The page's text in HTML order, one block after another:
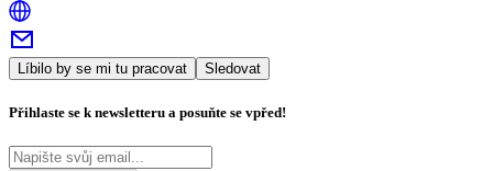
Líbilo by se mi tu pracovat Sledovat
Přihlaste se k newsletteru a posuňte se vpřed!